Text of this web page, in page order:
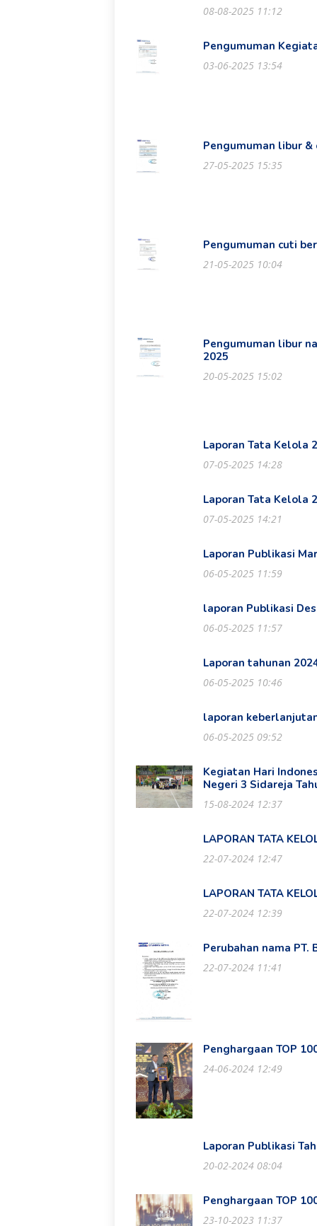
08-08-2025 11:12
Pengumuman
03-06-2025 13:54
Pengumuman libur
27-05-2025 15:35
Pengumuman cuti
21-05-2025 10:04
Pengumuman libur
2025
20-05-2025 15:02
Laporan Tata Kelola
07-05-2025 14:28
Laporan Tata Kelola
07-05-2025 14:21
Laporan Publikasi
06-05-2025 11:59
laporan Publikasi
06-05-2025 11:57
Laporan tahunan
06-05-2025 10:46
laporan
06-05-2025 09:52
Kegiatan Hari
Negeri 3 Sidareja
15-08-2024 12:37
LAPORAN TATA
22-07-2024 12:47
LAPORAN TATA
22-07-2024 12:39
Perubahan nama PT.
22-07-2024 11:41
Penghargaan TOP
24-06-2024 12:49
Laporan Publikasi
20-02-2024 08:04
Penghargaan TOP
23-10-2023 11:37